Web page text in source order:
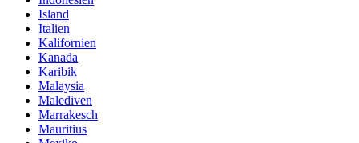
Island
Italien
Kalifornien
Kanada
Karibik
Malaysia
Malediven
Marrakesch
Mauritius